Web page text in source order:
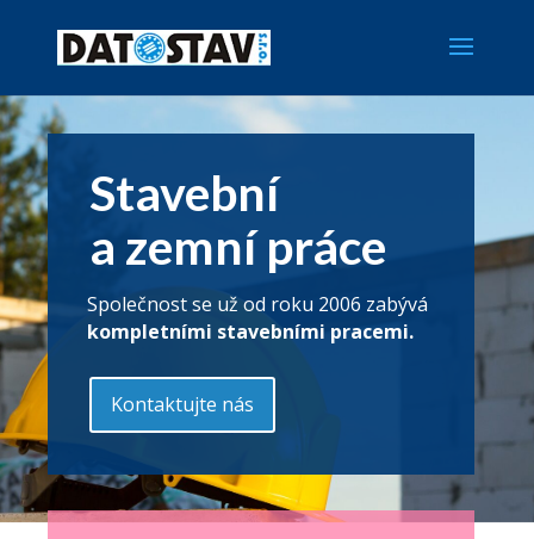
Stavební
a zemní práce
Společnost se už od roku 2006 zabývá
kompletními stavebními pracemi.
Kontaktujte nás